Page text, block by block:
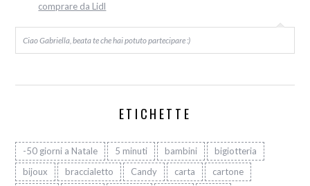
comprare da Lidl
Ciao Gabriella, beata te che hai potuto partecipare :)
ETICHETTE
-50 giorni a Natale 5 minuti bambini
bigiotteria
bijoux
braccialetto Candy carta
cartone